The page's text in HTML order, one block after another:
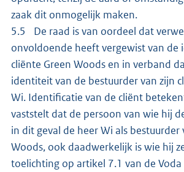
zaak dit onmogelijk maken.
5.5 De raad is van oordeel dat
onvoldoende heeft vergewist van de
cliënte Green Woods en in verband
identiteit van de bestuurder van zijn
Wi. Identificatie van de cliënt
vaststelt dat de persoon van wie hij
in dit geval de heer Wi als bestuurder
Woods, ook daadwerkelijk is wie hij
toelichting op artikel 7.1 van de